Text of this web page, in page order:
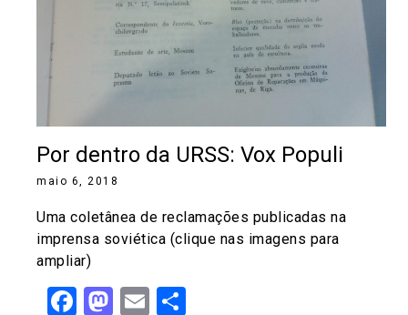
Por dentro da URSS: Vox Populi
maio 6, 2018
Uma coletânea de reclamações publicadas na
imprensa soviética (clique nas imagens para
ampliar)
Facebook
Mastodon
Email